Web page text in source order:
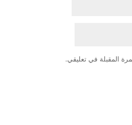
المقبلة في تعليقي.